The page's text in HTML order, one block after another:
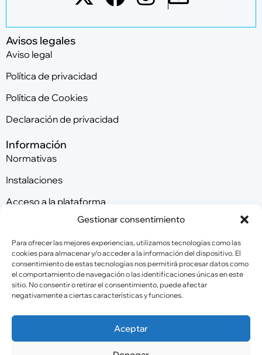
Gestionar consentimiento
Para ofrecer las mejores experiencias, utilizamos tecnologías como las
cookies para almacenar y/o acceder a la información del dispositivo. El
consentimiento de estas tecnologías nos permitirá procesar datos como
el comportamiento de navegación o las identificaciones únicas en este
sitio. No consentir o retirar el consentimiento, puede afectar
negativamente a ciertas características y funciones.
Aceptar
Avisos legales
Aviso legal
Política de privacidad
Política de Cookies
Declaración de privacidad
Información
Normativas
Instalaciones
Acceso a la plataforma
Patrocinadores